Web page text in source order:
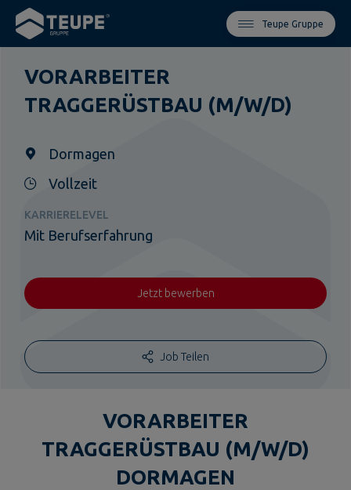
Teupe Gruppe
VORARBEITER
TRAGGERÜSTBAU (M/W/D)
Dormagen
Vollzeit
KARRIERELEVEL
Mit Berufserfahrung
Jetzt bewerben
Job Teilen
VORARBEITER
TRAGGERÜSTBAU (M/W/D)
DORMAGEN